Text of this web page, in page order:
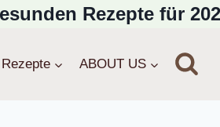
Rezepte für
Rezepte ABOUT US